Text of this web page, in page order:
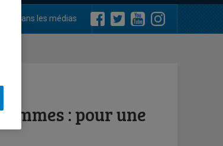
Dans les médias
: pour une